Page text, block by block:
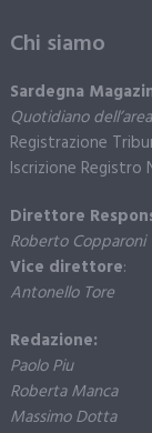
Chi siamo
Sardegna
Quotidiano
Registrazione
Iscrizione Registro
Direttore
Roberto Copparoni
Vice direttore:
Antonello Tore
Redazione:
Paolo Piu
Roberta Manca
Massimo Dotta